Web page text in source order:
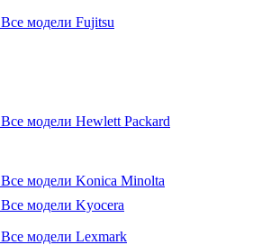
Все модели Fujitsu
Все модели Hewlett Packard
Все модели Konica Minolta
Все модели Kyocera
Все модели Lexmark